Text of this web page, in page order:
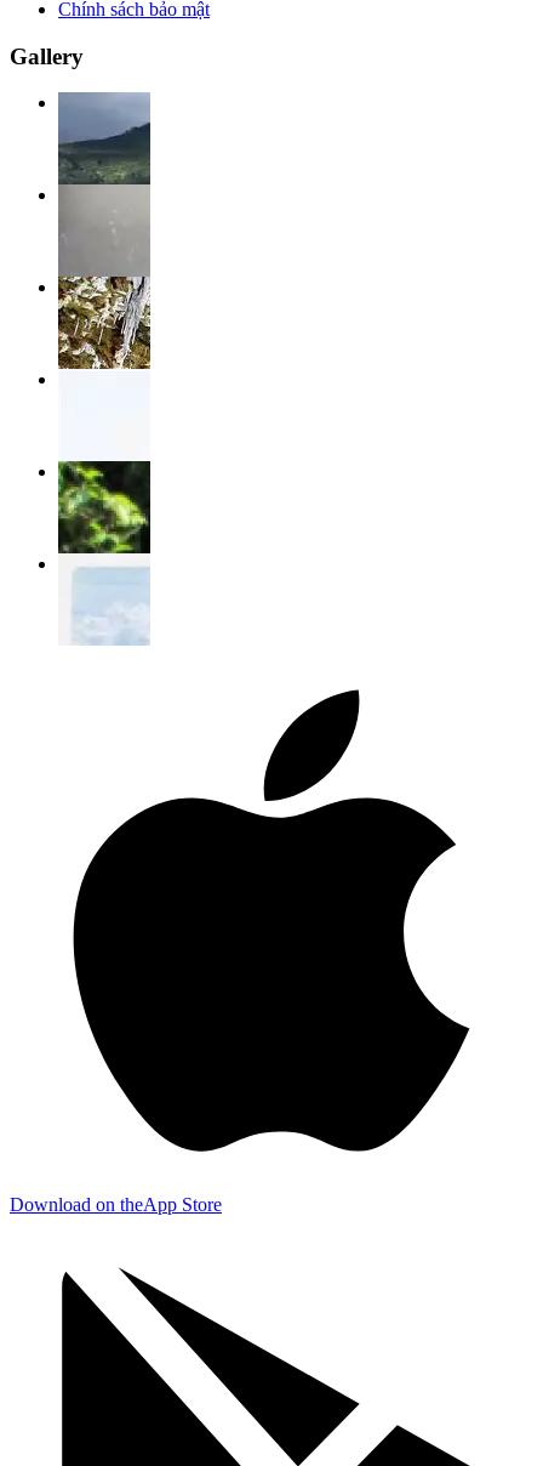
Chính sách bảo mật
Gallery
Download on theApp Store